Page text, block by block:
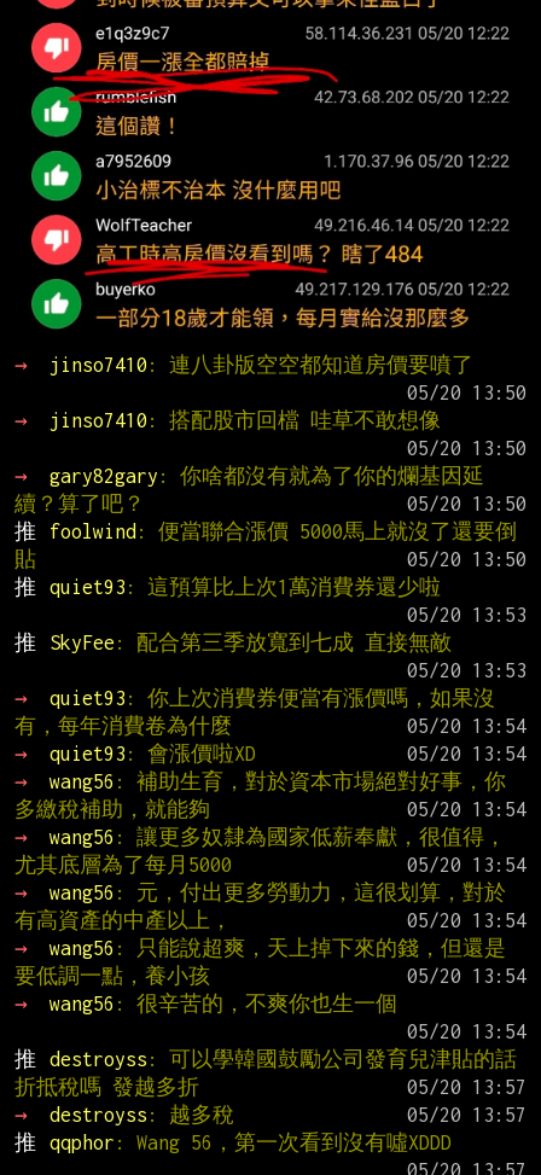
→ jinso7410 : 連八卦版空空都知道房價要噴了
→
jinso7410 : 搭配股市回檔 哇草不敢想像
→
gary82gary : 你啥都沒有就為了你的爛基因延
續？算了吧？
推
foolwind : 便當聯合漲價 5000馬上就沒了還要倒
貼
推
quiet93 : 這預算比上次1萬消費券還少啦
推
SkyFee : 配合第三季放寬到七成 直接無敵
→
quiet93 : 你上次消費券便當有漲價嗎，如果沒
有，每年消費卷為什麼
→
quiet93 : 會漲價啦XD
→
wang56 : 補助生育，對於資本市場絕對好事，你
多繳稅補助，就能夠
→
wang56 : 讓更多奴隸為國家低薪奉獻，很值得，
尤其底層為了每月5000
→
wang56 : 元，付出更多勞動力，這很划算，對於
有高資產的中產以上，
→
wang56 : 只能說超爽，天上掉下來的錢，但還是
要低調一點，養小孩
→
wang56 : 很辛苦的，不爽你也生一個
推
destroyss : 可以學韓國鼓勵公司發育兒津貼的話
折抵稅嗎 發越多折
→
destroyss : 越多稅
推
qqphor : Wang 56，第一次看到沒有噓XDDD